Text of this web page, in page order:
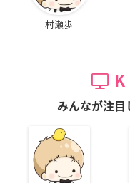
村瀬歩
みんなが注目